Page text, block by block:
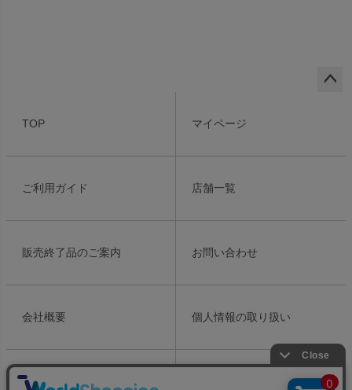
TOP マイページ
ご利用ガイド 店舗一覧
販売終了品のご案内 お問い合わせ
会社概要 個人情報の取り扱い
特定商取引法表示